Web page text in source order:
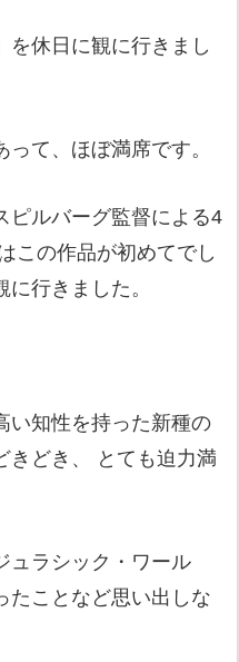
を休日に観に行きまし
て、ほぼ満席です。
ピルバーグ監督による4
この作品が初めてでし
行きました。
い知性を持った新種の
きどき、 とても迫力満
ュラシック・ワール
たことなど思い出しな